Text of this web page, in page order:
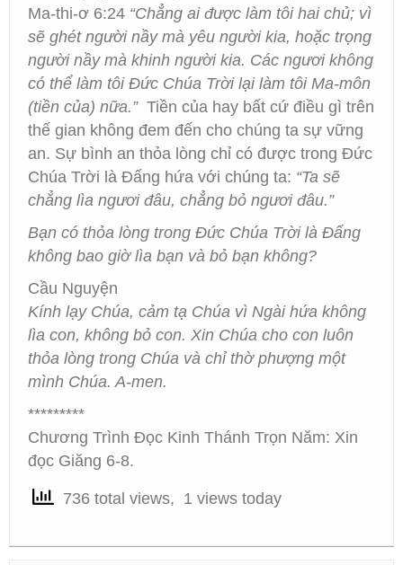
Ma-thi-ơ 6:24 “Chẳng ai được làm tôi hai chủ; vì
sẽ ghét người nầy mà yêu người kia, hoặc trọng
người nầy mà khinh người kia. Các ngươi không
có thể làm tôi Đức Chúa Trời lại làm tôi Ma-môn
(tiền của) nữa.” Tiền của hay bất cứ điều gì trên
thế gian không đem đến cho chúng ta sự vững
an. Sự bình an thỏa lòng chỉ có được trong Đức
Chúa Trời là Đấng hứa với chúng ta: “Ta sẽ
chẳng lìa ngươi đâu, chẳng bỏ ngươi đâu.”
Bạn có thỏa lòng trong Đức Chúa Trời là Đấng
không bao giờ lìa bạn và bỏ bạn không?
Cầu Nguyện
Kính lạy Chúa, cảm tạ Chúa vì Ngài hứa không
lìa con, không bỏ con. Xin Chúa cho con luôn
thỏa lòng trong Chúa và chỉ thờ phượng một
mình Chúa. A-men.
*********
Chương Trình Đọc Kinh Thánh Trọn Năm: Xin
đọc Giăng 6-8.
736 total views, 1 views today